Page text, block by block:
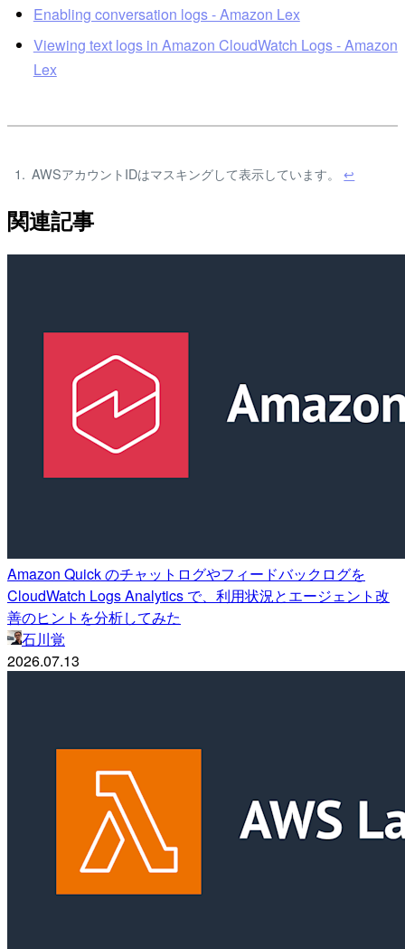
Enabling conversation logs - Amazon Lex
Viewing text logs in Amazon CloudWatch Logs - Amazon
Lex
AWSアカウントIDはマスキングして表示しています。↩
関連記事
Amazon Quick のチャットログやフィードバックログを
CloudWatch Logs Analytics で、利用状況とエージェント改
善のヒントを分析してみた
石川覚
2026.07.13